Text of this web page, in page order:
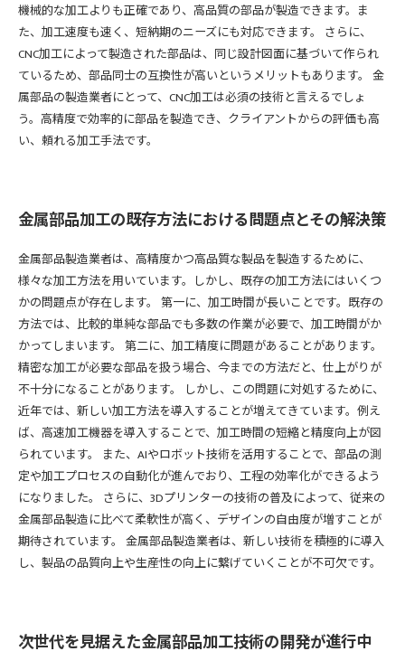
機械的な加工よりも正確であり、高品質の部品が製造できます。ま
た、加工速度も速く、短納期のニーズにも対応できます。 さらに、
CNC加工によって製造された部品は、同じ設計図面に基づいて作られ
ているため、部品同士の互換性が高いというメリットもあります。 金
属部品の製造業者にとって、CNC加工は必須の技術と言えるでしょ
う。高精度で効率的に部品を製造でき、クライアントからの評価も高
い、頼れる加工手法です。
金属部品加工の既存方法における問題点とその解決策
金属部品製造業者は、高精度かつ高品質な製品を製造するために、
様々な加工方法を用いています。しかし、既存の加工方法にはいくつ
かの問題点が存在します。 第一に、加工時間が長いことです。既存の
方法では、比較的単純な部品でも多数の作業が必要で、加工時間がか
かってしまいます。 第二に、加工精度に問題があることがあります。
精密な加工が必要な部品を扱う場合、今までの方法だと、仕上がりが
不十分になることがあります。 しかし、この問題に対処するために、
近年では、新しい加工方法を導入することが増えてきています。例え
ば、高速加工機器を導入することで、加工時間の短縮と精度向上が図
られています。 また、AIやロボット技術を活用することで、部品の測
定や加工プロセスの自動化が進んでおり、工程の効率化ができるよう
になりました。 さらに、3Dプリンターの技術の普及によって、従来の
金属部品製造に比べて柔軟性が高く、デザインの自由度が増すことが
期待されています。 金属部品製造業者は、新しい技術を積極的に導入
し、製品の品質向上や生産性の向上に繋げていくことが不可欠です。
次世代を見据えた金属部品加工技術の開発が進行中